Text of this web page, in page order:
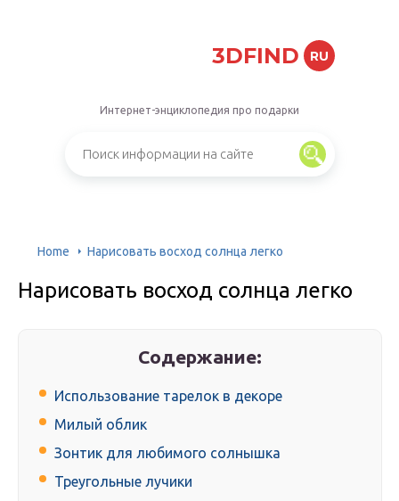
3DFIND RU
Интернет-энциклопедия про подарки
Home Нарисовать восход солнца легко
Нарисовать восход солнца легко
Содержание:
Использование тарелок в декоре
Милый облик
Зонтик для любимого солнышка
Треугольные лучики